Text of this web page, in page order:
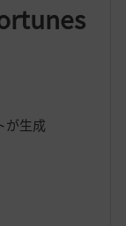
が生成